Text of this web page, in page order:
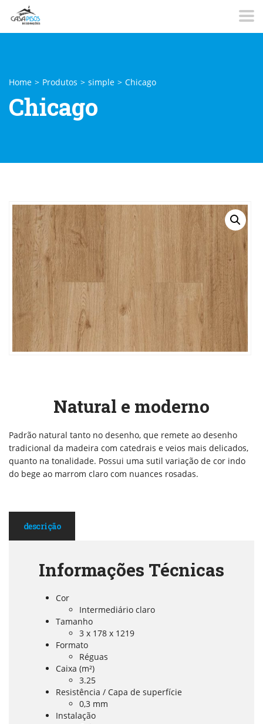
Home > Produtos > simple > Chicago
Chicago
Natural e moderno
Padrão natural tanto no desenho, que remete ao desenho
tradicional da madeira com catedrais e veios mais delicados,
quanto na tonalidade. Possui uma sutil variação de cor indo
do bege ao marrom claro com nuances rosadas.
descrição
Informações Técnicas
Cor
Intermediário claro
Tamanho
3 x 178 x 1219
Formato
Réguas
Caixa (m²)
3.25
Resistência / Capa de superfície
0,3 mm
Instalação